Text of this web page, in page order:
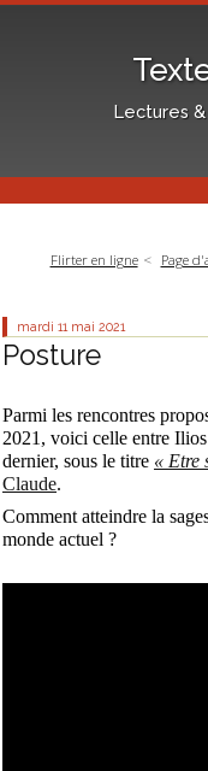
Lectures
Flirter en ligne Page
mardi 11 mai 2021
Posture
Parmi les rencontres
2021, voici celle entre
dernier, sous le titre « Etre
Claude.
Comment atteindre la
monde actuel ?